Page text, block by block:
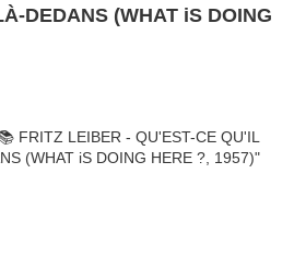
DEDANS (WHAT iS DOING